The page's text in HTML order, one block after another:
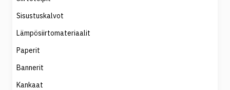
Sisustuskalvot
Lämpösiirtomateriaalit
Paperit
Bannerit
Kankaat